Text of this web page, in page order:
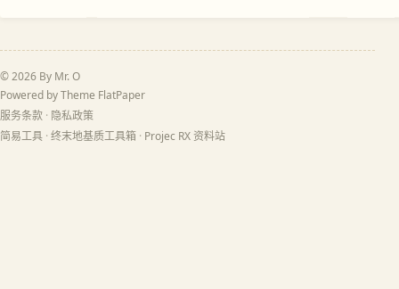
© 2026 By Mr. O
Powered by Theme FlatPaper
服务条款 · 隐私政策
简易工具 · 终末地基质工具箱 · Projec RX 资料站